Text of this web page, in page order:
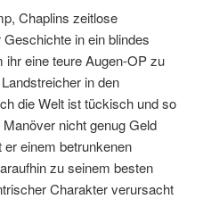
Chaplins zeitlose
in ein blindes
eine teure Augen-OP zu
in den
die Welt ist tückisch und so
nicht genug Geld
einem betrunkenen
zu seinem besten
Charakter verursacht